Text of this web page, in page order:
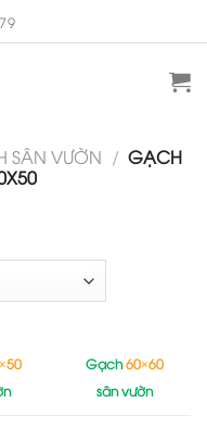
SÂN VƯỜN / GẠCH
Gạch60×60
sân vườn